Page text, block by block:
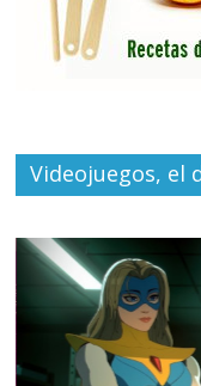
Videojuegos, el